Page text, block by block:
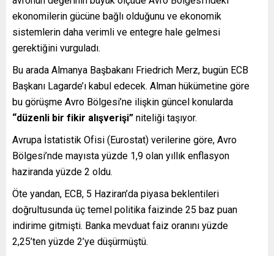
ekonomilerin gücüne bağlı olduğunu ve ekonomik
sistemlerin daha verimli ve entegre hale gelmesi
gerektiğini vurguladı.
Bu arada Almanya Başbakanı Friedrich Merz, bugün ECB
Başkanı Lagarde’ı kabul edecek. Alman hükümetine göre
bu görüşme Avro Bölgesi’ne ilişkin güncel konularda
“düzenli bir fikir alışverişi” niteliği taşıyor.
Avrupa İstatistik Ofisi (Eurostat) verilerine göre, Avro
Bölgesi’nde mayısta yüzde 1,9 olan yıllık enflasyon
haziranda yüzde 2 oldu.
Öte yandan, ECB, 5 Haziran’da piyasa beklentileri
doğrultusunda üç temel politika faizinde 25 baz puan
indirime gitmişti. Banka mevduat faiz oranını yüzde
2,25’ten yüzde 2’ye düşürmüştü.